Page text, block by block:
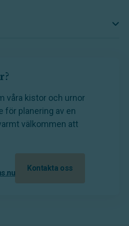
våra kistor och urnor
för planering av en
välkommen att
Kontakta oss